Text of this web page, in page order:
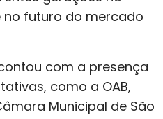
futuro do mercado
contou com a presença
como a OAB,
Municipal de São